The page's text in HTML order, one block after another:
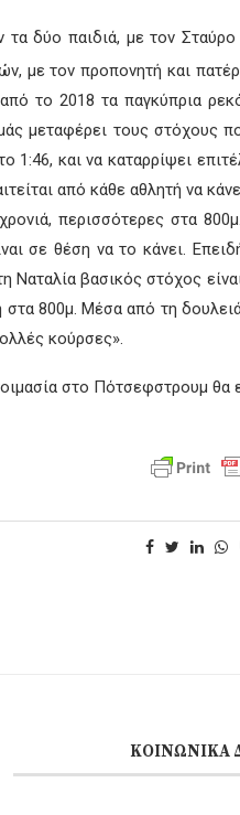
τα δύο παιδιά, με τον
με τον προπονητή και
το 2018 τα παγκύπρια
μεταφέρει τους στόχους
1:46, και να καταρρίψει
από κάθε αθλητή να
περισσότερες στα
σε θέση να το κάνει.
βασικός στόχος
στα 800μ. Μέσα από τη
κούρσες».
στο Πότσεφστρουμ θα
ΚΟΙΝΩΝΙΚΆ